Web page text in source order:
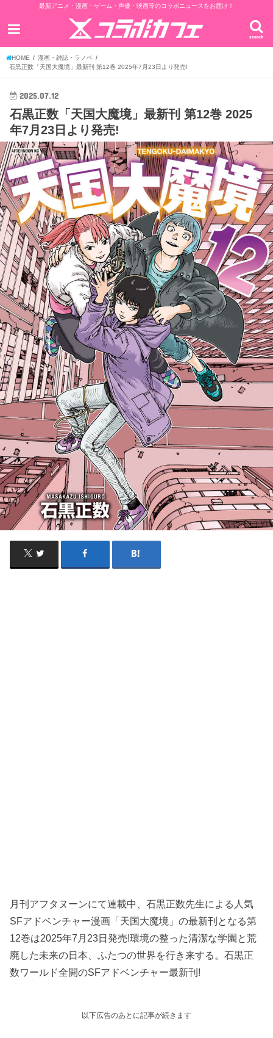
最新アニメ・漫画・ゲーム・声優・映画等のコラボニュースをお届け！
search
HOME
漫画・雑誌・ラノベ
石黒正数「天国大魔境」最新刊 第12巻 2025年7月23日より発売!
2025.07.12
石黒正数「天国大魔境」最新刊 第12巻 2025
年7月23日より発売!
月刊アフタヌーンにて連載中、石黒正数先生による人気
SFアドベンチャー漫画「天国大魔境」の最新刊となる第
12巻は2025年7月23日発売!環境の整った清潔な学園と荒
廃した未来の日本、ふたつの世界を行き来する。石黒正
数ワールド全開のSFアドベンチャー最新刊!
以下広告のあとに記事が続きます